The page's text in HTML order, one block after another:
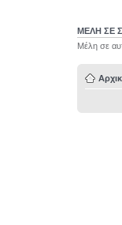
ΜΕΛΗ ΣΕ
Μέλη σε